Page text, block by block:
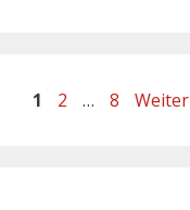
1 2 … 8 Weiter